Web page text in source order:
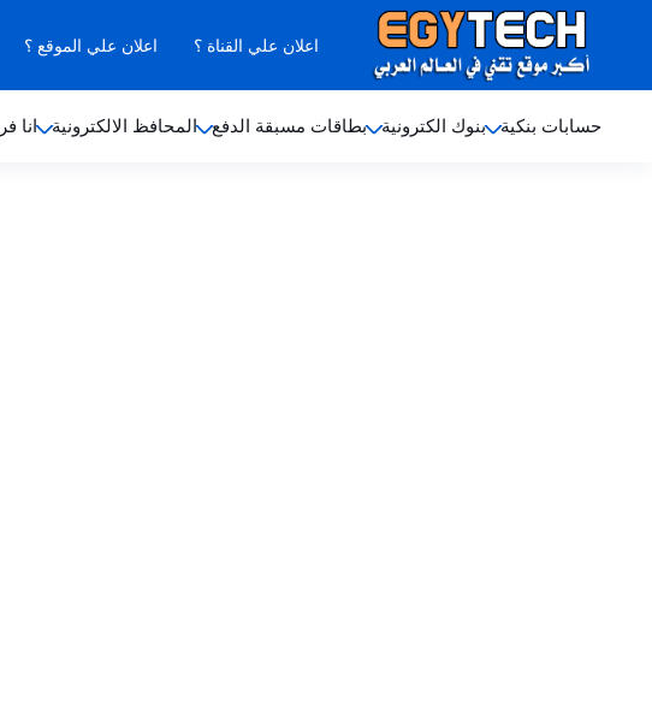
اعلان علي القناة ؟ اعلان علي الموقع ؟
حسابات بنكية بنوك الكترونية بطاقات مسبقة الدفع المحافظ الالكترونية انا